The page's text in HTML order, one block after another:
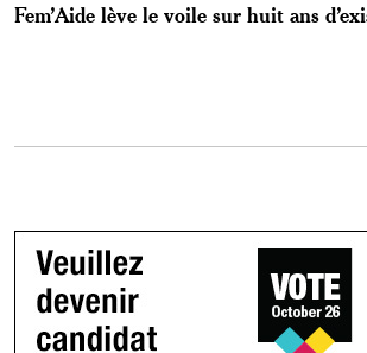
Fem’Aide lève le voile sur huit ans